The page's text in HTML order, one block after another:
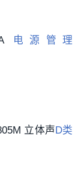
电源管理
立体声 D类